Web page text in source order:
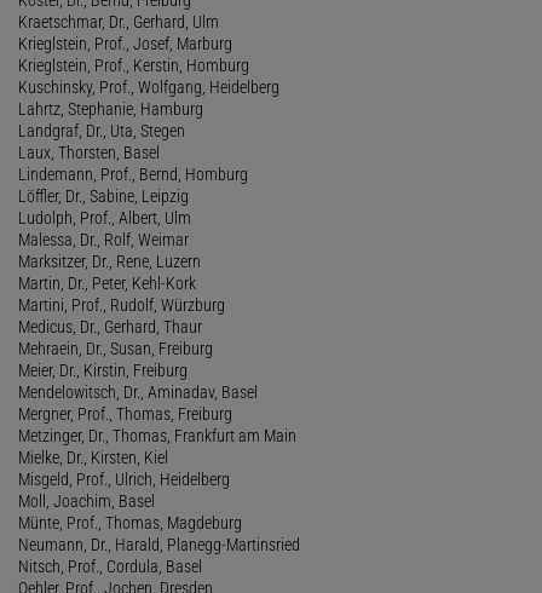
Kraetschmar, Dr., Gerhard, Ulm
Krieglstein, Prof., Josef, Marburg
Krieglstein, Prof., Kerstin, Homburg
Kuschinsky, Prof., Wolfgang, Heidelberg
Lahrtz, Stephanie, Hamburg
Landgraf, Dr., Uta, Stegen
Laux, Thorsten, Basel
Lindemann, Prof., Bernd, Homburg
Löffler, Dr., Sabine, Leipzig
Ludolph, Prof., Albert, Ulm
Malessa, Dr., Rolf, Weimar
Marksitzer, Dr., Rene, Luzern
Martin, Dr., Peter, Kehl-Kork
Martini, Prof., Rudolf, Würzburg
Medicus, Dr., Gerhard, Thaur
Mehraein, Dr., Susan, Freiburg
Meier, Dr., Kirstin, Freiburg
Mendelowitsch, Dr., Aminadav, Basel
Mergner, Prof., Thomas, Freiburg
Metzinger, Dr., Thomas, Frankfurt am Main
Mielke, Dr., Kirsten, Kiel
Misgeld, Prof., Ulrich, Heidelberg
Moll, Joachim, Basel
Münte, Prof., Thomas, Magdeburg
Neumann, Dr., Harald, Planegg-Martinsried
Nitsch, Prof., Cordula, Basel
Oehler, Prof., Jochen, Dresden